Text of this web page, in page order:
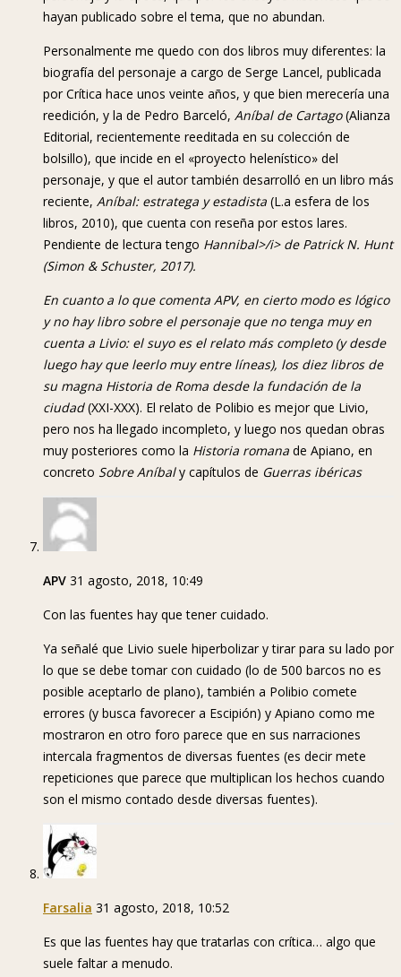
hayan publicado sobre el tema, que no abundan.
Personalmente me quedo con dos libros muy diferentes: la
biografía del personaje a cargo de Serge Lancel, publicada
por Crítica hace unos veinte años, y que bien merecería una
reedición, y la de Pedro Barceló, Aníbal de Cartago(Alianza
Editorial, recientemente reeditada en su colección de
bolsillo), que incide en el «proyecto helenístico» del
personaje, y que el autor también desarrolló en un libro más
reciente, Aníbal: estratega y estadista (L.a esfera de los
libros, 2010), que cuenta con reseña por estos lares.
Pendiente de lectura tengo Hannibal>/i> de Patrick N. Hunt
(Simon & Schuster, 2017).
En cuanto a lo que comenta APV, en cierto modo es lógico
y no hay libro sobre el personaje que no tenga muy en
cuenta a Livio: el suyo es el relato más completo (y desde
luego hay que leerlo muy entre líneas), los diez libros de
su magna Historia de Roma desde la fundación de la
ciudad(XXI-XXX). El relato de Polibio es mejor que Livio,
pero nos ha llegado incompleto, y luego nos quedan obras
muy posteriores como la Historia romana de Apiano, en
concreto Sobre Aníbaly capítulos de Guerras ibéricas
APV 31 agosto, 2018, 10:49
Con las fuentes hay que tener cuidado.
Ya señalé que Livio suele hiperbolizar y tirar para su lado por
lo que se debe tomar con cuidado (lo de 500 barcos no es
posible aceptarlo de plano), también a Polibio comete
errores (y busca favorecer a Escipión) y Apiano como me
mostraron en otro foro parece que en sus narraciones
intercala fragmentos de diversas fuentes (es decir mete
repeticiones que parece que multiplican los hechos cuando
son el mismo contado desde diversas fuentes).
Farsalia 31 agosto, 2018, 10:52
Es que las fuentes hay que tratarlas con crítica… algo que
suele faltar a menudo.